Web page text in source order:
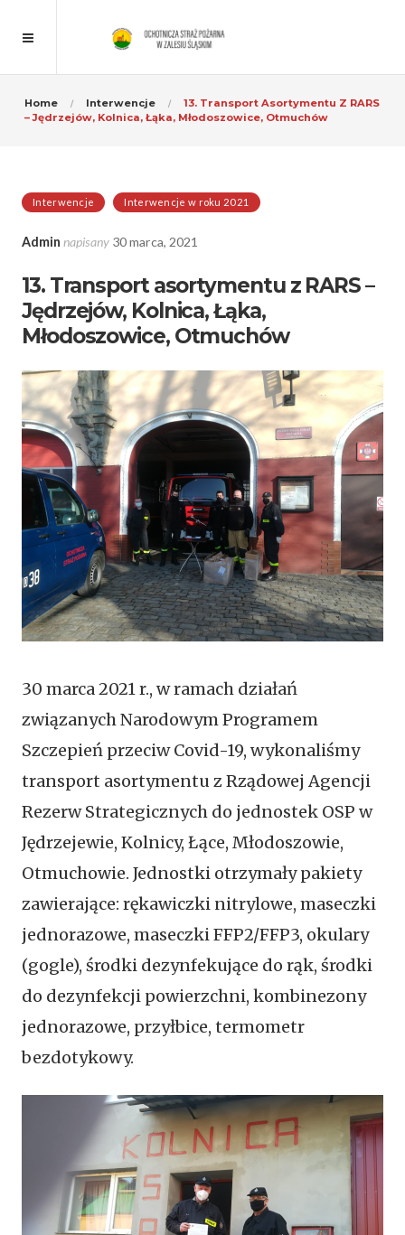
Home Interwencje
13. Transport Asortymentu Z RARS
– Jędrzejów, Kolnica, Łąka, Młodoszowice, Otmuchów
Interwencje Interwencje w roku 2021
Admin napisany 30 marca, 2021
13. Transport asortymentu z RARS –
Jędrzejów, Kolnica, Łąka,
Młodoszowice, Otmuchów
30 marca 2021 r., w ramach działań
związanych Narodowym Programem
Szczepień przeciw Covid-19, wykonaliśmy
transport asortymentu z Rządowej Agencji
Rezerw Strategicznych do jednostek OSP w
Jędrzejewie, Kolnicy, Łące, Młodoszowie,
Otmuchowie. Jednostki otrzymały pakiety
zawierające: rękawiczki nitrylowe, maseczki
jednorazowe, maseczki FFP2/FFP3, okulary
(gogle), środki dezynfekujące do rąk, środki
do dezynfekcji powierzchni, kombinezony
jednorazowe, przyłbice, termometr
bezdotykowy.